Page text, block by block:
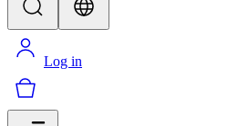
Log in